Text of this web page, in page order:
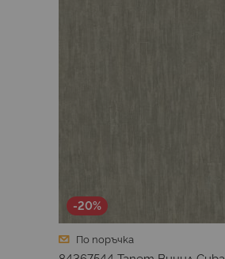
-20%
По поръчка